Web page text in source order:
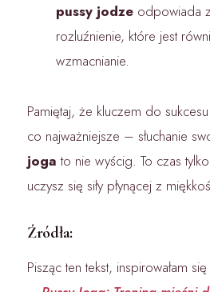
pussy jodze odpowiada
rozluźnienie, które jest
wzmacnianie.
Pamiętaj, że kluczem do
co najważniejsze – słuchanie
joga to nie wyścig. To czas
uczysz się siły płynącej z
Źródła:
Pisząc ten tekst, inspirowałam